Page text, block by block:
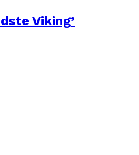
Viking’